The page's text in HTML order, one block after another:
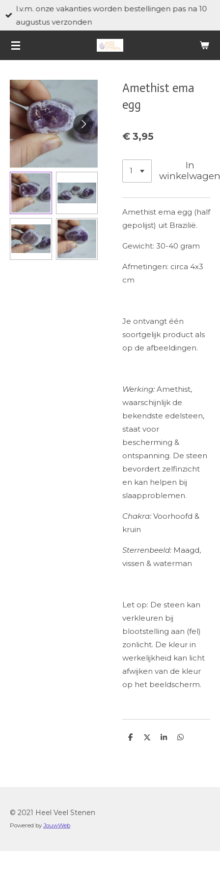
Ga
direct
de
I.v.m. onze vakanties worden bestellingen pas na 10
augustus verzonden
Amethist ema
egg
€ 3,95
In
Amethist ema egg (half
gepolijst) uit Brazilië.
Gewicht: 30-40 gram
Afmetingen: circa 4x3
cm
Je ontvangt één
soortgelijk product als
op de afbeeldingen.
Werking: Amethist,
waarschijnlijk de
bekendste edelsteen,
staat voor
bescherming &
ontspanning. De steen
bevordert zelfinzicht
en kan helpen bij
slaapproblemen.
Chakra: Voorhoofd &
kruin
Sterrenbeeld: Maagd,
vissen & waterman
Let op: De steen kan
verkleuren bij
blootstelling aan (fel)
zonlicht. De kleur in
werkelijkheid kan licht
afwijken van de kleur
op het beeldscherm.
D
D
S
D
© 2021 Heel Veel Stenen
Powered by JouwWeb